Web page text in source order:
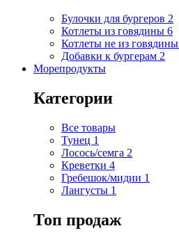
Булочки для бургеров 2
Котлеты из говядины 6
Котлеты не из говядины
Добавки к бургерам 2
Морепродукты
Категории
Все товары
Тунец 1
Лосось/семга 2
Креветки 4
Гребешок/мидии 1
Лангусты 1
Топ продаж